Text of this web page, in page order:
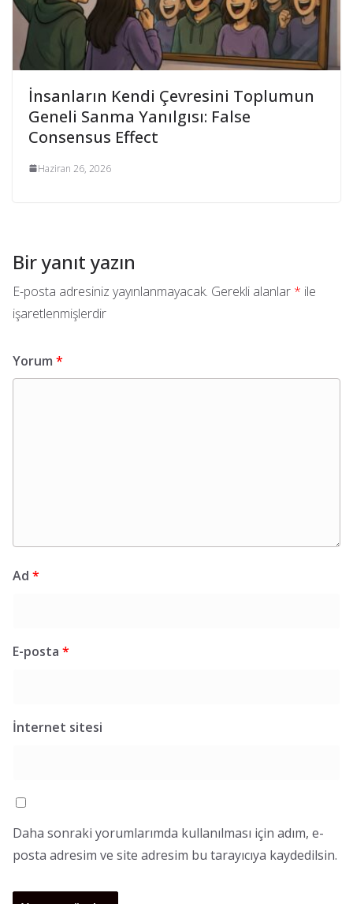
İnsanların Kendi Çevresini Toplumun
Geneli Sanma Yanılgısı: False
Consensus Effect
Haziran 26, 2026
Bir yanıt yazın
E-posta adresiniz yayınlanmayacak. Gerekli alanlar * ile
işaretlenmişlerdir
Yorum *
Ad *
E-posta *
İnternet sitesi
Daha sonraki yorumlarımda kullanılması için adım, e-
posta adresim ve site adresim bu tarayıcıya kaydedilsin.